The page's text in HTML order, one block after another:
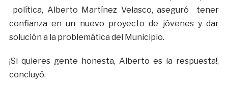
política, Alberto Martínez Velasco, aseguró tener
confianza en un nuevo proyecto de jóvenes y dar
solución a la problemática del Municipio.
¡Si quieres gente honesta, Alberto es la respuesta!,
concluyó.